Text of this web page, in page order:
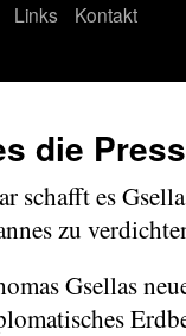
Links Kontakt
die
schafft es
zu
Gsellas